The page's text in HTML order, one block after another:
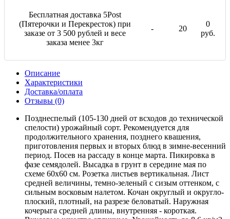
Бесплатная доставка 5Post
(Пятерочки и Перекресток) при
заказе от 3 500 рублей и весе
заказа менее 3кг
- 20
0
руб.
Описание
Характеристики
Доставка/оплата
Отзывы (0)
Позднеспелый (105-130 дней от всходов до технической
спелости) урожайный сорт. Рекомендуется для
продолжительного хранения, позднего квашения,
приготовления первых и вторых блюд в зимне-весенний
период. Посев на рассаду в конце марта. Пикировка в
фазе семядолей. Высадка в грунт в середине мая по
схеме 60х60 см. Розетка листьев вертикальная. Лист
средней величины, темно-зеленый с сизым оттенком, с
сильным восковым налетом. Кочан округлый и округло-
плоский, плотный, на разрезе беловатый. Наружная
кочерыга средней длины, внутренняя - короткая.